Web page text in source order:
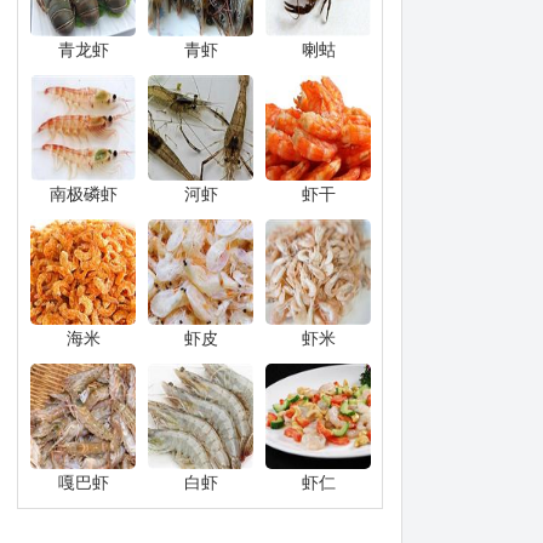
青龙虾 青虾 喇蛄
南极磷虾 河虾 虾干
海米 虾皮 虾米
嘎巴虾 白虾 虾仁